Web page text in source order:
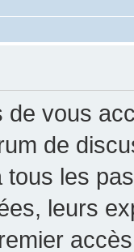
de vous
de
les
leurs